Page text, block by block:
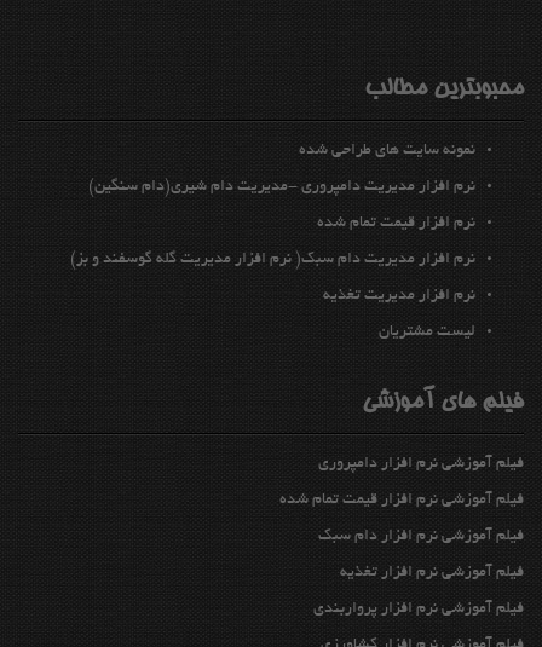
محبوبترين مطالب
نمونه سايت هاي طراحي شده
نرم افزار مديريت دامپروري -مدیریت دام شیری(دام سنگین)
نرم افزار قيمت تمام شده
نرم افزار مدیریت دام سبك( نرم افزار مدیریت گله گوسفند و بز)
نرم افزار مديريت تغذيه
ليست مشتريان
فیلم های آموزشی
فیلم آموزشی نرم افزار دامپروری
فیلم آموزشی نرم افزار قیمت تمام شده
فیلم آموزشی نرم افزار دام سبک
فیلم آموزشی نرم افزار تغذیه
فیلم آموزشی نرم افزار پرواربندي